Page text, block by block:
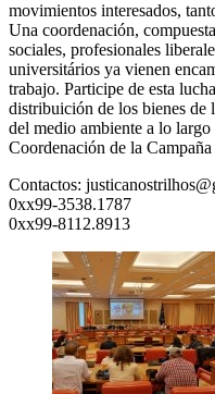
movimientos interesados,
Una coordenación,
sociales, profesionales
universitários ya vienen
trabajo. Participe de esta
distribuición de los bienes de
del medio ambiente a lo
Coordenación de la
Contactos:
0xx99-3538.1787
0xx99-8112.8913